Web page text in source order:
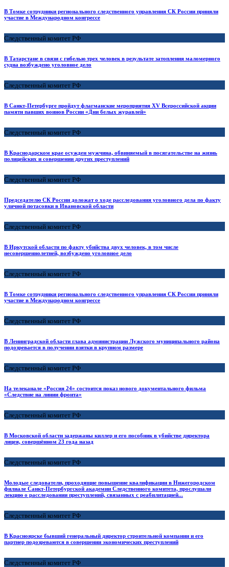
В Томке сотрудники регионального следственного управления СК России приняли
участие в Международном конгрессе
Следственный комитет РФ
В Татарстане в связи с гибелью трех человек в результате затопления маломерного
судна возбуждено уголовное дело
Следственный комитет РФ
В Санкт-Петербурге пройдут флагманские мероприятия XV Всероссийской акции
памяти павших воинов России «Дни белых журавлей»
Следственный комитет РФ
В Краснодарском крае осужден мужчина, обвиняемый в посягательстве на жизнь
полицейских и совершении других преступлений
Следственный комитет РФ
Председателю СК России доложат о ходе расследования уголовного дела по факту
уличной потасовки в Ивановской области
Следственный комитет РФ
В Иркутской области по факту убийства двух человек, в том числе
несовершеннолетней, возбуждено уголовное дело
Следственный комитет РФ
В Томке сотрудники регионального следственного управления СК России приняли
участие в Международном конгрессе
Следственный комитет РФ
В Ленинградской области глава администрации Лужского муниципального района
подозревается в получении взятки в крупном размере
Следственный комитет РФ
На телеканале «Россия 24» состоится показ нового документального фильма
«Следствие на линии фронта»
Следственный комитет РФ
В Московской области задержаны киллер и его пособник в убийстве директора
лицея, совершённом 23 года назад
Следственный комитет РФ
Молодые следователи, проходящие повышение квалификации в Нижегородском
филиале Санкт-Петербургской академии Следственного комитета, прослушали
лекцию о расследовании преступлений, связанных с реабилитацией...
Следственный комитет РФ
В Красноярске бывший генеральный директор строительной компании и его
партнер подозреваются в совершении экономических преступлений
Следственный комитет РФ